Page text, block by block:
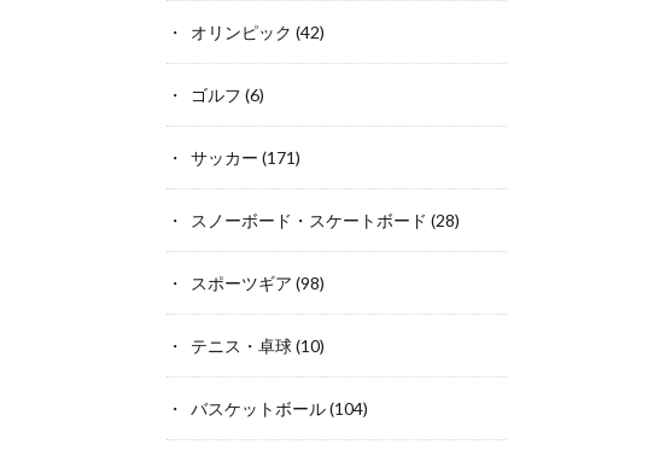
オリンピック (42)
ゴルフ (6)
サッカー (171)
スノーボード・スケートボード (28)
スポーツギア (98)
テニス・卓球(10)
バスケットボール(104)